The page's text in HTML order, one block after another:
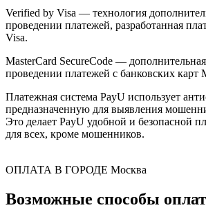
Verified by Visa — технология
проведении платежей, разработанная
Visa.
MasterCard SecureCode —
проведении платежей с банковских карт
Платежная система PayU использует
предназначенную для выявления
Это делает PayU удобной и безопасной
для всех, кроме мошенников.
ОПЛАТА В ГОРОДЕ Москва
Возможные способы